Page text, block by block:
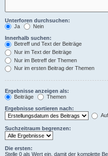
Unterforen durchsuchen:
Ja
Nein
Innerhalb suchen:
Betreff und Text der Beiträge
Nur im Text der Beiträge
Nur im Betreff der Themen
Nur im ersten Beitrag der Themen
Ergebnisse anzeigen als:
Beiträge
Themen
Ergebnisse sortieren nach:
Suchzeitraum begrenzen:
Die ersten:
Stelle 0 als Wert ein, damit der komplette